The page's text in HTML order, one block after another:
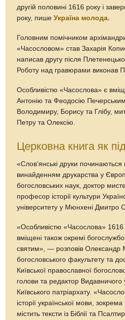
другій половині 1616 року і
року, пишеУкраїна молода.
Головним помічником
«Часословом» став Захарія
написав другу після
Роботу над гравюрами виконав
Особливістю «Часослова» є
Антонію та Феодосію
Володимиру, Борису та Глібу,
Петру та Олексію.
Церковна книга як
«Слов’янські друки
винайденням друкарства у
богословських наук, доктор
професор історії культури
університету у Мюнхені Дмитро
«Особливістю «Часослова»
вміщені також окремі
святим», — розповів Олександр
богословського факультету та
Київської православної
голови та редактор
Київського патріархату.
історії української мови,
містить тексти із Біблії та